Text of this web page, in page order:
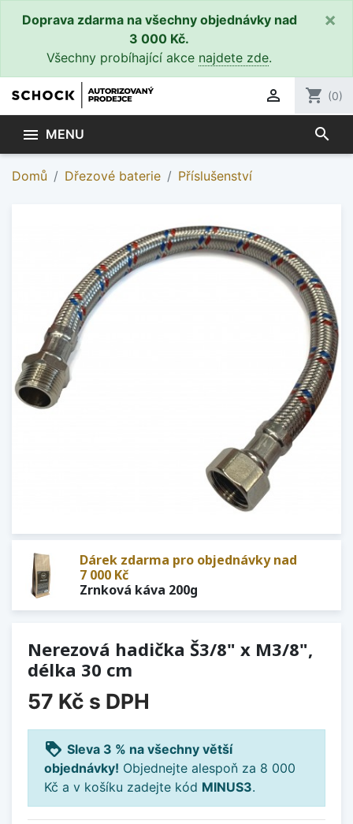
Doprava zdarma na všechny objednávky nad
3 000 Kč.
Všechny probíhající akce najdete zde.
×
 shopping_cart (0)
 MENU search
Domů Dřezové baterie Příslušenství
Dárek zdarma pro objednávky nad
7 000 Kč
Zrnková káva 200g
Nerezová hadička Š3/8" x M3/8",
délka 30 cm
57 Kč s DPH
loyalty Sleva 3 % na všechny větší
objednávky! Objednejte alespoň za 8 000
Kč a v košíku zadejte kód MINUS3.